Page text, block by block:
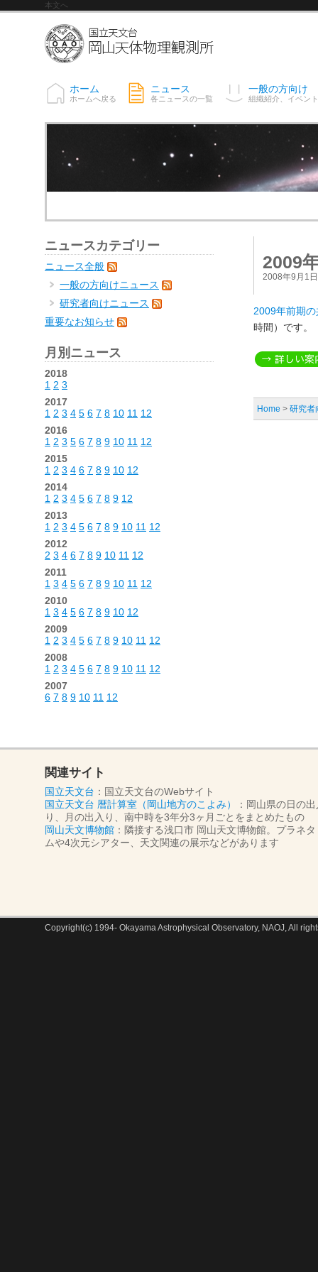
本文へ
ホーム
ホームへ戻る
ニュース
各ニュースの一覧
一般の方向け
組織紹介、イベン
2009
2008年9月1
2009年前期
時間）です。
Home > 研究者
ニュースカテゴリー
ニュース全般
一般の方向けニュース
研究者向けニュース
重要なお知らせ
月別ニュース
2018
1 2 3
2017
1 2 3 4 5 6 7 8 10 11 12
2016
1 2 3 5 6 7 8 9 10 11 12
2015
1 2 3 4 6 7 8 9 10 12
2014
1 2 3 4 5 6 7 8 9 12
2013
1 2 3 4 5 6 7 8 9 10 11 12
2012
2 3 4 6 7 8 9 10 11 12
2011
1 3 4 5 6 7 8 9 10 11 12
2010
1 3 4 5 6 7 8 9 10 12
2009
1 2 3 4 5 6 7 8 9 10 11 12
2008
1 2 3 4 5 6 7 8 9 10 11 12
2007
6 7 8 9 10 11 12
関連サイト
国立天文台 ：国立天文台のWebサイト
国立天文台 暦計算室（岡山地方のこよみ）
：岡山県の日の
り、月の出入り、南中時を3年分3ヶ月ごとをまとめたもの
岡山天文博物館 ：隣接する浅口市 岡山天文博物館。プラネタ
ムや4次元シアター、天文関連の展示などがあります
Copyright(c) 1994- Okayama Astrophysical Observatory, NAOJ, All